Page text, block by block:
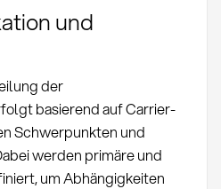
und
der
basierend auf Carrier-
Schwerpunkten und
werden primäre und
um Abhängigkeiten